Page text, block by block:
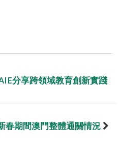
分享跨領域教育創新實踐
春期間澳門整體通關情況